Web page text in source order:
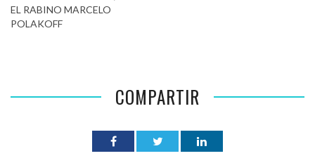
EL RABINO MARCELO
POLAKOFF
COMPARTIR